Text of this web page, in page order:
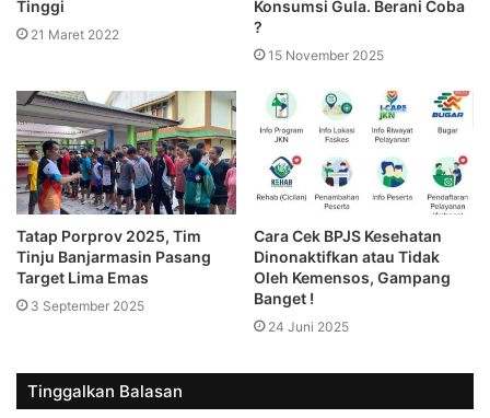
Tinggi
21 Maret 2022
Konsumsi Gula. Berani Coba
?
15 November 2025
Tatap Porprov 2025, Tim
Tinju Banjarmasin Pasang
Target Lima Emas
3 September 2025
Cara Cek BPJS Kesehatan
Dinonaktifkan atau Tidak
Oleh Kemensos, Gampang
Banget !
24 Juni 2025
Tinggalkan Balasan